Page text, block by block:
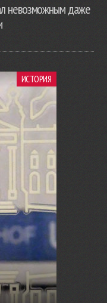
невозможным даже
ИСТОРИЯ